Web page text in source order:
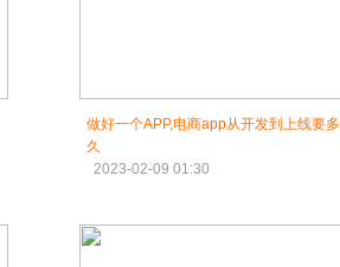
做好一个APP,电商app从开发到上线要多
久
2023-02-09 01:30